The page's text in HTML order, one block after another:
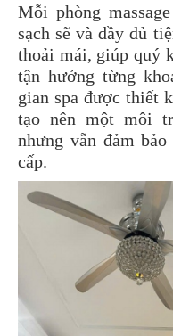
Mỗi phòng
sạch sẽ và đầy đủ
thoải mái, giúp quý
tận hưởng từng
gian spa được thiết
tạo nên một môi
nhưng vẫn đảm
cấp.